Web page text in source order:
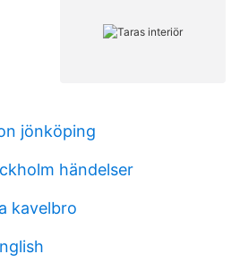
jönköping
händelser
kavelbro